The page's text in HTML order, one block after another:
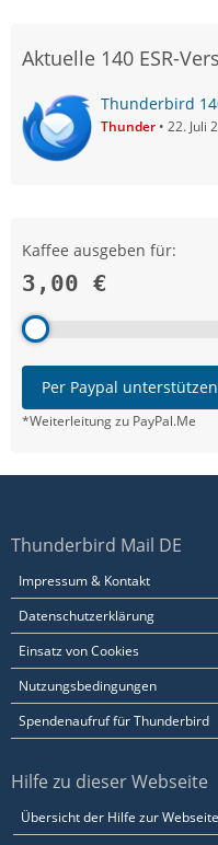
Aktuelle 140 ESR-
Thunderbird
Thunder 22. Juli
Kaffee ausgeben für:
3,00 €
Per Paypal
*Weiterleitung zu PayPal.Me
Thunderbird Mail DE
Impressum & Kontakt
Datenschutzerklärung
Einsatz von Cookies
Nutzungsbedingungen
Spendenaufruf für Thunderbird
Hilfe zu dieser Webseite
Übersicht der Hilfe zur Webseite